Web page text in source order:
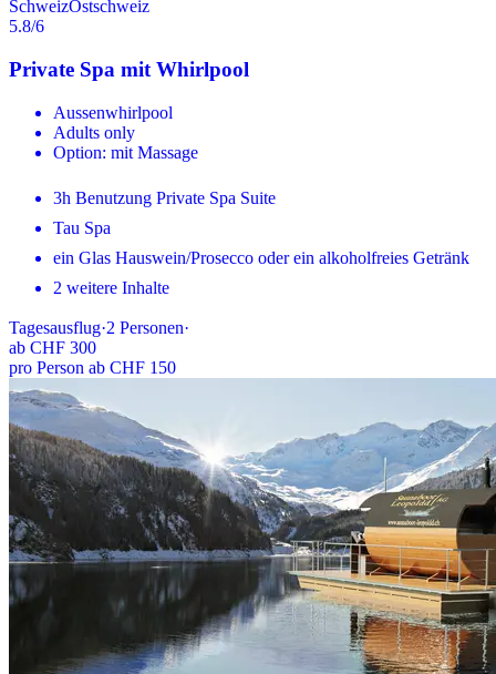
SchweizOstschweiz
5.8/6
Private Spa mit Whirlpool
Aussenwhirlpool
Adults only
Option: mit Massage
3h Benutzung Private Spa Suite
Tau Spa
ein Glas Hauswein/Prosecco oder ein alkoholfreies Getränk
2 weitere Inhalte
Tagesausflug·2 Personen·
ab CHF 300
pro Person ab CHF 150